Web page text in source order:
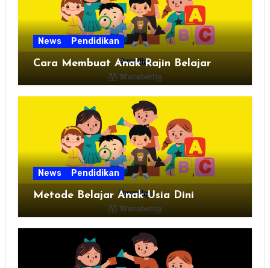
News Pendidikan
Cara Membuat Anak Rajin Belajar
News Pendidikan
Metode Belajar Anak Usia Dini